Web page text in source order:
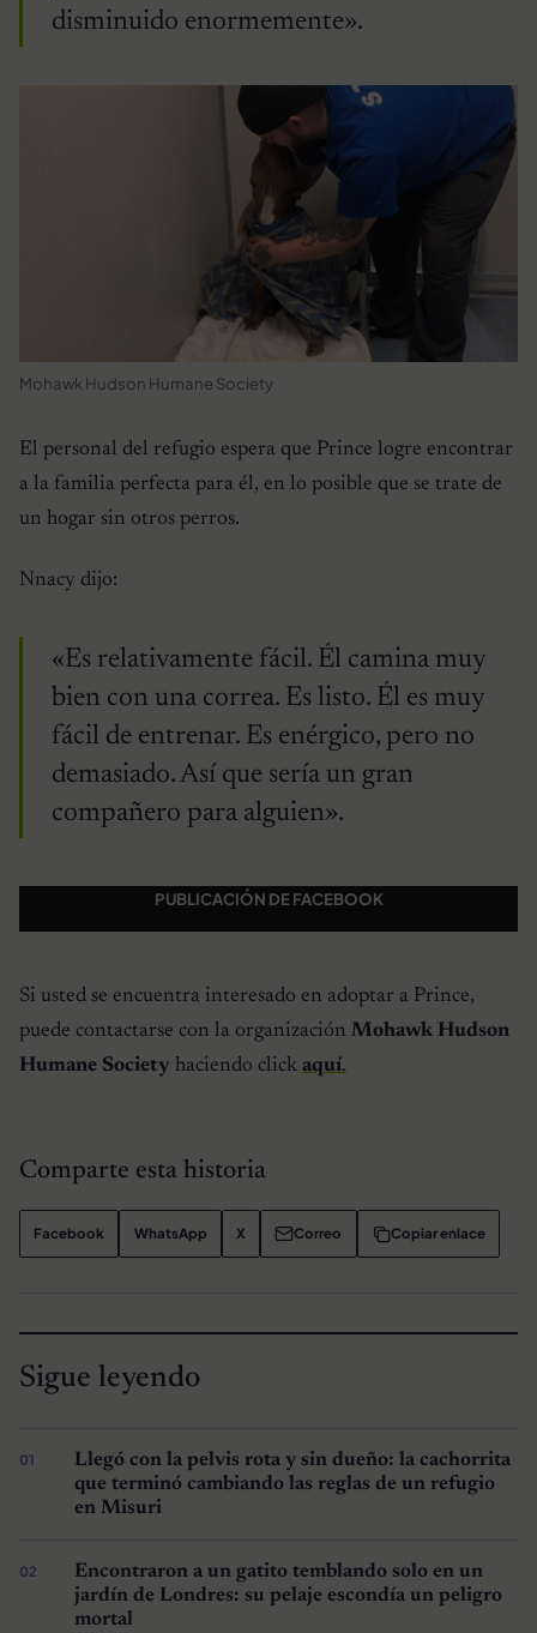
disminuido enormemente».
Mohawk Hudson Humane Society
El personal del refugio espera que Prince logre encontrar
a la familia perfecta para él, en lo posible que se trate de
un hogar sin otros perros.
Nnacy dijo:
«Es relativamente fácil. Él camina muy
bien con una correa. Es listo. Él es muy
fácil de entrenar. Es enérgico, pero no
demasiado. Así que sería un gran
compañero para alguien».
PUBLICACIÓN DE FACEBOOK
Si usted se encuentra interesado en adoptar a Prince,
puede contactarse con la organización Mohawk Hudson
Humane Society haciendo click aquí.
Comparte esta historia
Facebook WhatsApp X Correo Copiar enlace
Sigue leyendo
Llegó con la pelvis rota y sin dueño: la cachorrita
que terminó cambiando las reglas de un refugio
en Misuri
Encontraron a un gatito temblando solo en un
jardín de Londres: su pelaje escondía un peligro
mortal